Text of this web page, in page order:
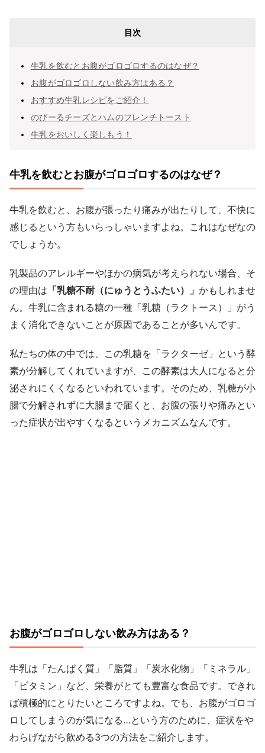
目次
牛乳を飲むとお腹がゴロゴロするのはなぜ？
お腹がゴロゴロしない飲み方はある？
おすすめ牛乳レシピをご紹介！
のびーるチーズとハムのフレンチトースト
牛乳をおいしく楽しもう！
牛乳を飲むとお腹がゴロゴロするのはなぜ？
牛乳を飲むと、お腹が張ったり痛みが出たりして、不快に
感じるという方もいらっしゃいますよね。これはなぜなの
でしょうか。
乳製品のアレルギーやほかの病気が考えられない場合、そ
の理由は 「乳糖不耐（にゅうとうふたい）」 かもしれませ
ん。牛乳に含まれる糖の一種「乳糖（ラクトース）」がう
まく消化できないことが原因であることが多いんです。
私たちの体の中では、この乳糖を「ラクターゼ」という酵
素が分解してくれていますが、この酵素は大人になると分
泌されにくくなるといわれています。そのため、乳糖が小
腸で分解されずに大腸まで届くと、お腹の張りや痛みとい
った症状が出やすくなるというメカニズムなんです。
お腹がゴロゴロしない飲み方はある？
牛乳は「たんぱく質」「脂質」「炭水化物」「ミネラル」
「ビタミン」など、栄養がとても豊富な食品です。できれ
ば積極的にとりたいところですよね。でも、お腹がゴロゴ
ロしてしまうのが気になる…という方のために、症状をや
わらげながら飲める3つの方法をご紹介します。